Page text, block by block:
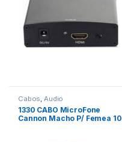
Cabos Audio
1330 CABO MicroFone
Cannon Macho P/ Femea 10